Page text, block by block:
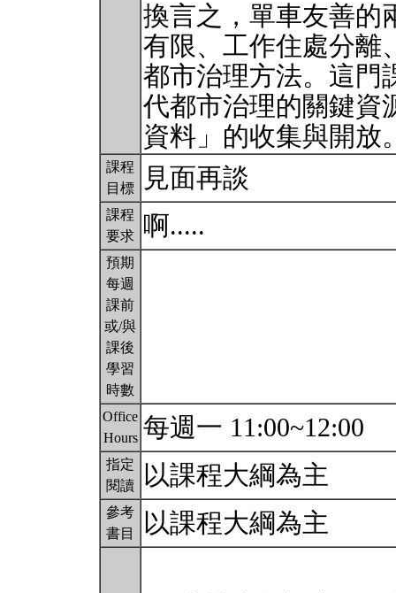
換言之，單車友善的
有限、工作住處分離
都市治理方法。這門
代都市治理的關鍵資
資料」的收集與開放
課程
目標
見面再談
課程
要求
啊.....
預期
每週
課前
或/與
課後
學習
時數
Office
Hours 每週一 11:00~12:00
指定
閱讀
以課程大綱為主
參考
書目
以課程大綱為主